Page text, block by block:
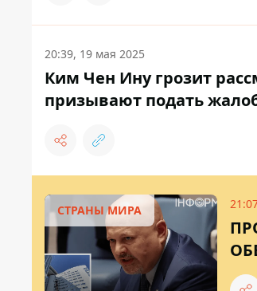
20:39, 19 мая 2025
Ким Чен Ину грозит
призывают подать
СТРАНЫ МИРА